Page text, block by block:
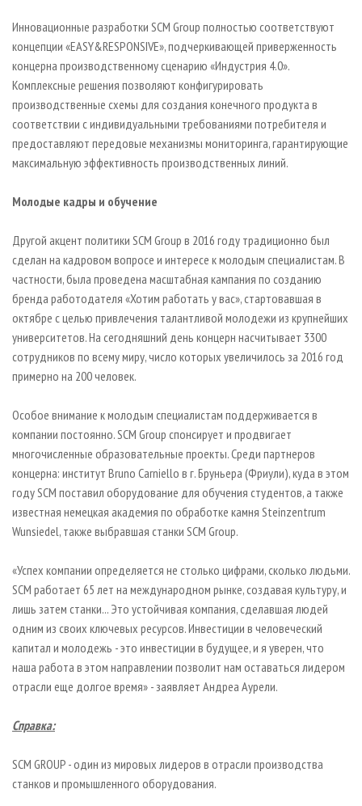
Инновационные разработки SCM Group полностью соответствуют
концепции «EASY&RESPONSIVE», подчеркивающей приверженность
концерна производственному сценарию «Индустрия 4.0».
Комплексные решения позволяют конфигурировать
производственные схемы для создания конечного продукта в
соответствии с индивидуальными требованиями потребителя и
предоставляют передовые механизмы мониторинга, гарантирующие
максимальную эффективность производственных линий.
Молодые кадры и обучение
Другой акцент политики SCM Group в 2016 году традиционно был
сделан на кадровом вопросе и интересе к молодым специалистам. В
частности, была проведена масштабная кампания по созданию
бренда работодателя «Хотим работать у вас», стартовавшая в
октябре с целью привлечения талантливой молодежи из крупнейших
университетов. На сегодняшний день концерн насчитывает 3300
сотрудников по всему миру, число которых увеличилось за 2016 год
примерно на 200 человек.
Особое внимание к молодым специалистам поддерживается в
компании постоянно. SCM Group спонсирует и продвигает
многочисленные образовательные проекты. Среди партнеров
концерна: институт Bruno Carniello в г. Бруньера (Фриули), куда в этом
году SCM поставил оборудование для обучения студентов, а также
известная немецкая академия по обработке камня Steinzentrum
Wunsiedel, также выбравшая станки SCM Group.
«Успех компании определяется не столько цифрами, сколько людьми.
SCM работает 65 лет на международном рынке, создавая культуру, и
лишь затем станки... Это устойчивая компания, сделавшая людей
одним из своих ключевых ресурсов. Инвестиции в человеческий
капитал и молодежь - это инвестиции в будущее, и я уверен, что
наша работа в этом направлении позволит нам оставаться лидером
отрасли еще долгое время» - заявляет Андреа Аурели.
Справка:
SCM GROUP - один из мировых лидеров в отрасли производства
станков и промышленного оборудования.